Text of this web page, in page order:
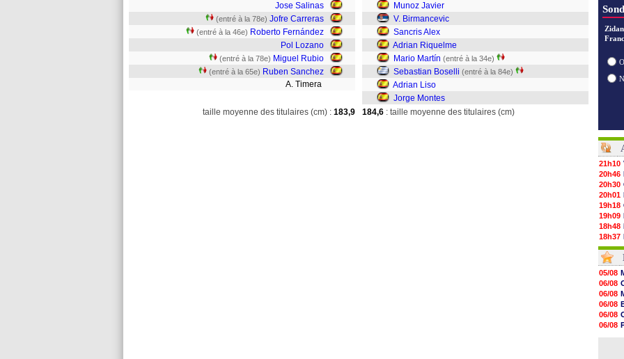
Jose Salinas
(entré à la 78e) Jofre Carreras
(entré à la 46e) Roberto Fernández
Pol Lozano
(entré à la 78e) Miguel Rubio
(entré à la 65e) Ruben Sanchez
A. Timera
Munoz Javier
V. Birmancevic
Sancris Alex
Adrian Riquelme
Mario Martín (entré à la 34e)
Sebastian Boselli (entré à la 84e)
Adrian Liso
Jorge Montes
taille moyenne des titulaires (cm) : 183,9 184,6 : taille moyenne des titulaires (cm)
21h10
20h46
20h30
20h01
19h18
19h09
18h48
18h37
18h29
17h58
17h46
17h32
17h16
16h59
16h37
16h33
16h27
05/08
06/08
06/08
06/08
06/08
06/08